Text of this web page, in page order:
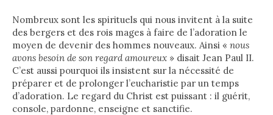
Nombreux sont les spirituels qui nous invitent à la suite
des bergers et des rois mages à faire de l’adoration le
moyen de devenir des hommes nouveaux. Ainsi « nous
avons besoin de son regard amoureux » disait Jean Paul II.
C’est aussi pourquoi ils insistent sur la nécessité de
préparer et de prolonger l’eucharistie par un temps
d’adoration. Le regard du Christ est puissant : il guérit,
console, pardonne, enseigne et sanctifie.